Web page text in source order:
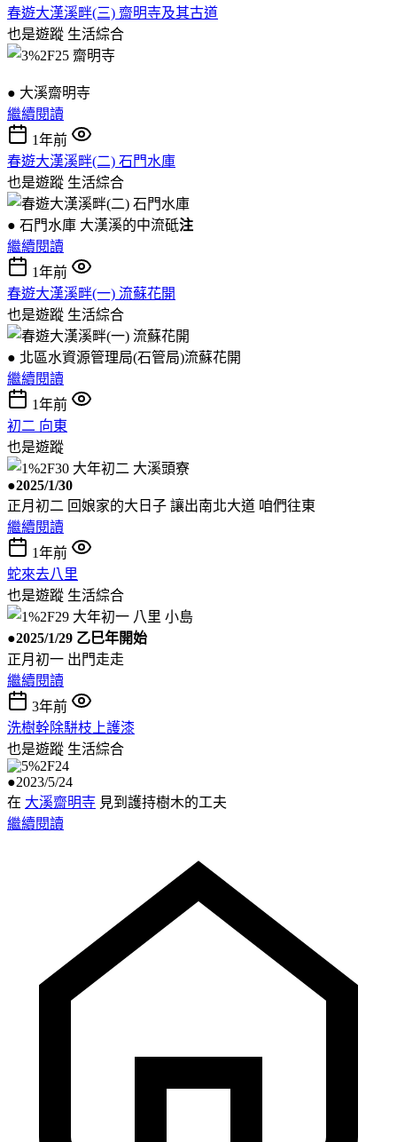
春遊大漢溪畔(三) 齋明寺及其古道
也是遊蹤 生活綜合
● 大溪齋明寺
繼續閱讀
1年前
春遊大漢溪畔(二) 石門水庫
也是遊蹤 生活綜合
● 石門水庫 大漢溪的中流砥注
繼續閱讀
1年前
春遊大漢溪畔(一) 流蘇花開
也是遊蹤 生活綜合
● 北區水資源管理局(石管局)流蘇花開
繼續閱讀
1年前
初二 向東
也是遊蹤
●2025/1/30
正月初二 回娘家的大日子 讓出南北大道 咱們往東
繼續閱讀
1年前
蛇來去八里
也是遊蹤 生活綜合
●2025/1/29 乙巳年開始
正月初一 出門走走
繼續閱讀
3年前
洗樹幹除駢枝上護漆
也是遊蹤 生活綜合
●2023/5/24
在 大溪齋明寺 見到護持樹木的工夫
繼續閱讀